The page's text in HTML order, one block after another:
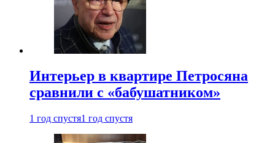
Интерьер в квартире Петросяна
сравнили с «бабушатником»
1 год спустя1 год спустя